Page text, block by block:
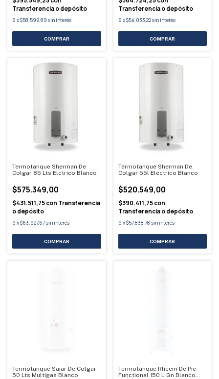
Transferencia o depósito
9 x$58.599,89 sin interés
Transferencia o depósito
9 x$54.033,22sin interés
Termotanque Sherman De
Colgar 85 Lts Elctrico Blanco
$575.349,00
$431.511,75con Transferencia
o depósito
9 x$63.927,67sin interés
Termotanque Sherman De
Colgar 55l Electrico Blanco
$520.549,00
$390.411,75con
Transferencia o depósito
9 x$57.838,78 sin interés
Termotanque Saiar De Colgar
50 Lts Multigas Blanco
Termotanque Rheem De Pie
Functional 150 L Gn Blanco